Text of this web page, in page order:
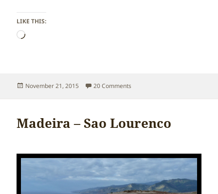
LIKE THIS:
Loading…
Posted
November 21, 2015 20 Comments
Madeira – Sao Lourenco